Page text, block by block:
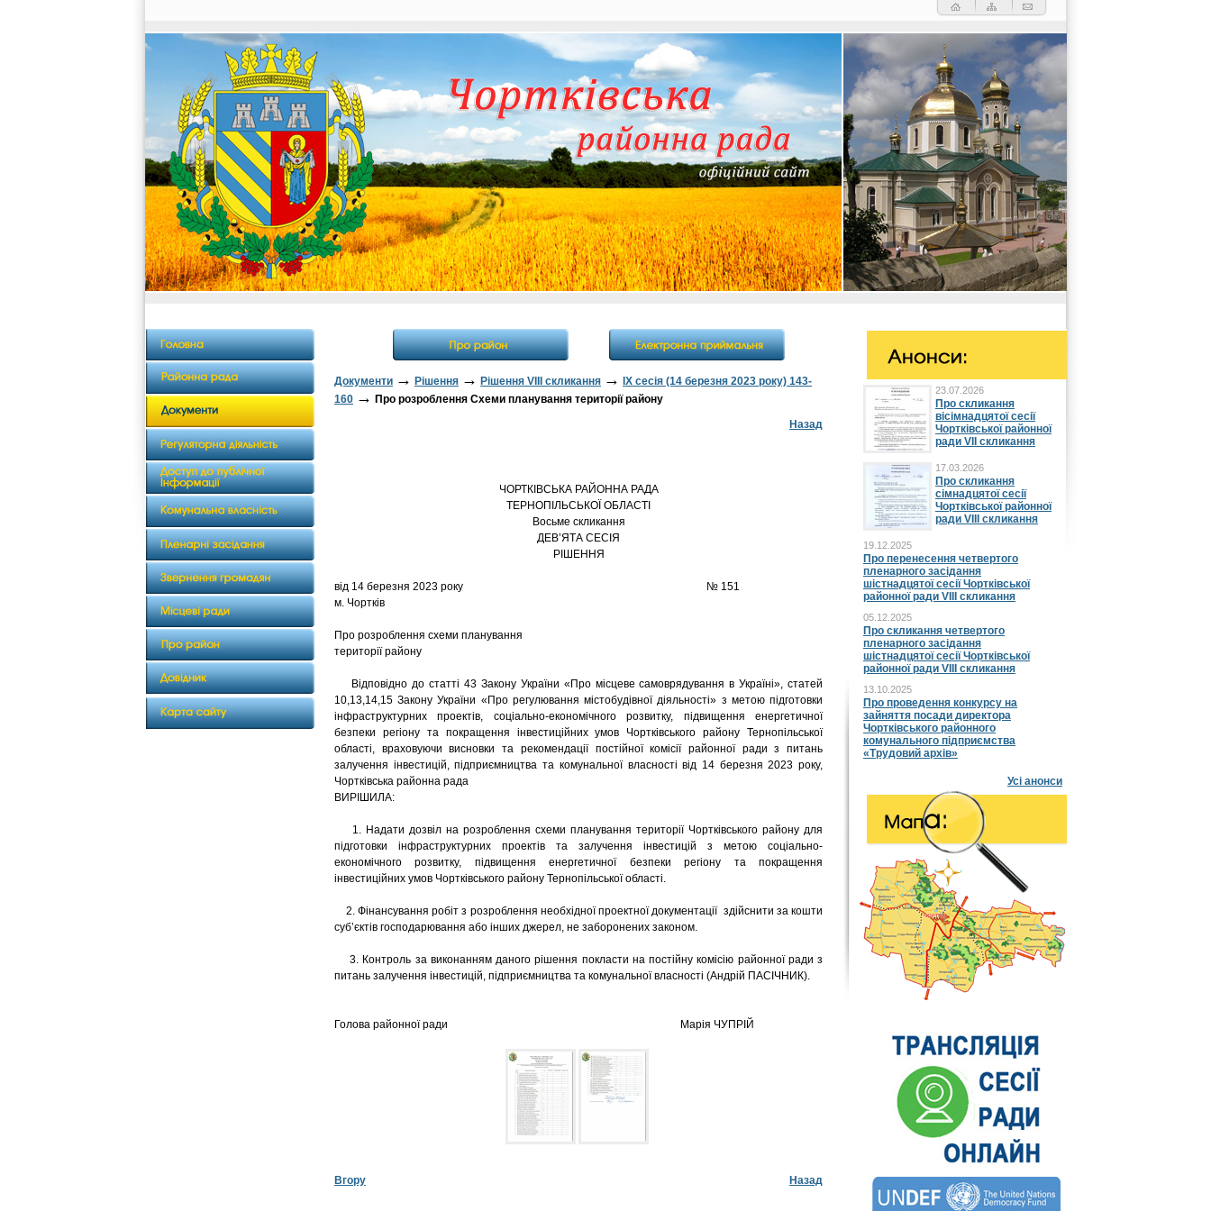
Документи → Рішення → Рішення VІІІ скликання →
IX сесія (14 березня 2023 року) 143-
160 → Про розроблення Схеми планування території району
Назад
ЧОРТКІВСЬКА РАЙОННА РАДА
ТЕРНОПІЛЬСЬКОЇ ОБЛАСТІ
Восьме скликання
ДЕВ’ЯТА СЕСІЯ
РІШЕННЯ
від 14 березня 2023 року № 151
м. Чортків
Про розроблення cхеми планування
території району
Відповідно до статті 43 Закону України «Про місцеве самоврядування в Україні», статей
10,13,14,15 Закону України «Про регулювання містобудівної діяльності» з метою підготовки
інфраструктурних проектів, соціально-економічного розвитку, підвищення енергетичної
безпеки регіону та покращення інвестиційних умов Чортківського району Тернопільської
області, враховуючи висновки та рекомендації постійної комісії районної ради з питань
залучення інвестицій, підприємництва та комунальної власності від 14 березня 2023 року,
Чортківська районна рада
ВИРІШИЛА:
1. Надати дозвіл на розроблення схеми планування території Чортківського району для
підготовки інфраструктурних проектів та залучення інвестицій з метою соціально-
економічного розвитку, підвищення енергетичної безпеки регіону та покращення
інвестиційних умов Чортківського району Тернопільської області.
2. Фінансування робіт з розроблення необхідної проектної документації здійснити за кошти
суб’єктів господарювання або інших джерел, не заборонених законом.
3. Контроль за виконанням даного рішення покласти на постійну комісію районної ради з
питань залучення інвестицій, підприємництва та комунальної власності (Андрій ПАСІЧНИК).
Голова районної ради Марія ЧУПРІЙ
Вгору Назад
23.07.2026
Про скликання
вісімнадцятої сесії
Чортківської районної
ради VII скликання
17.03.2026
Про скликання
сімнадцятої сесії
Чортківської районної
ради VIII скликання
19.12.2025
Про перенесення четвертого
пленарного засідання
шістнадцятої сесії Чортківської
районної ради VIII скликання
05.12.2025
Про скликання четвертого
пленарного засідання
шістнадцятої сесії Чортківської
районної ради VIII скликання
13.10.2025
Про проведення конкурсу на
зайняття посади директора
Чортківського районного
комунального підприємства
«Трудовий архів»
Усі анонси